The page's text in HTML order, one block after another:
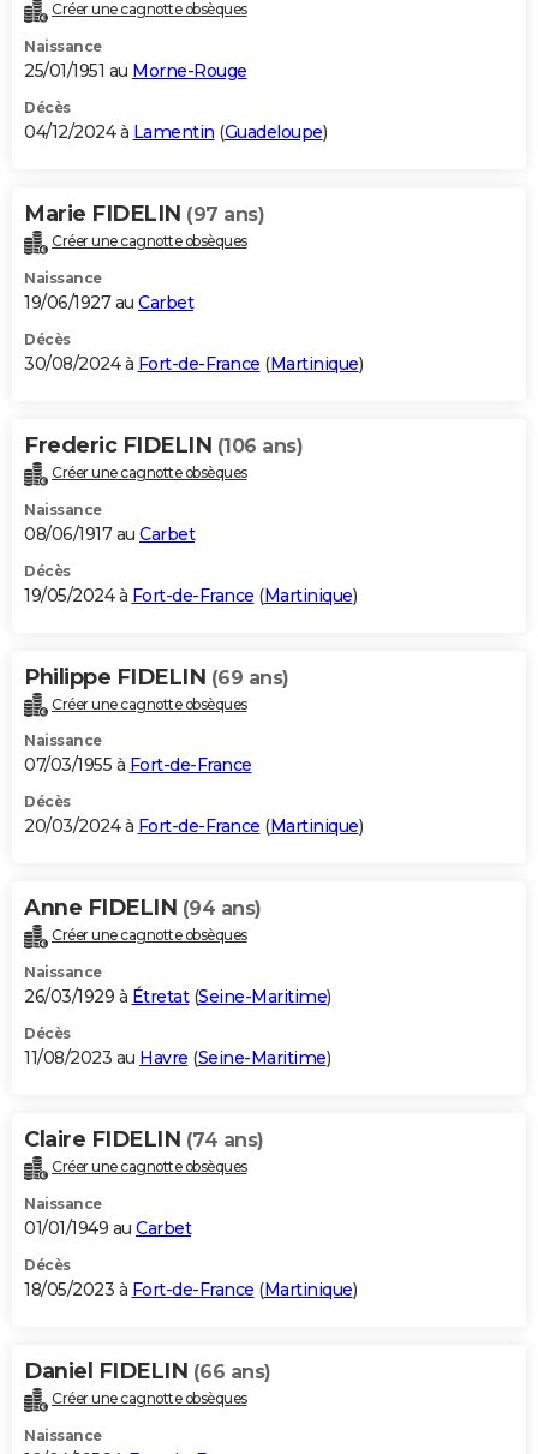
Créer une cagnotte obsèques
Naissance
25/01/1951 au Morne-Rouge
Décès
04/12/2024 à Lamentin (Guadeloupe)
Marie FIDELIN (97 ans)
Créer une cagnotte obsèques
Naissance
19/06/1927 au Carbet
Décès
30/08/2024 à Fort-de-France (Martinique)
Frederic FIDELIN (106 ans)
Créer une cagnotte obsèques
Naissance
08/06/1917 au Carbet
Décès
19/05/2024 à Fort-de-France (Martinique)
Philippe FIDELIN (69 ans)
Créer une cagnotte obsèques
Naissance
07/03/1955 à Fort-de-France
Décès
20/03/2024 à Fort-de-France (Martinique)
Anne FIDELIN (94 ans)
Créer une cagnotte obsèques
Naissance
26/03/1929 à Étretat(Seine-Maritime)
Décès
11/08/2023 au Havre (Seine-Maritime)
Claire FIDELIN (74 ans)
Créer une cagnotte obsèques
Naissance
01/01/1949 au Carbet
Décès
18/05/2023 à Fort-de-France (Martinique)
Daniel FIDELIN (66 ans)
Créer une cagnotte obsèques
Naissance